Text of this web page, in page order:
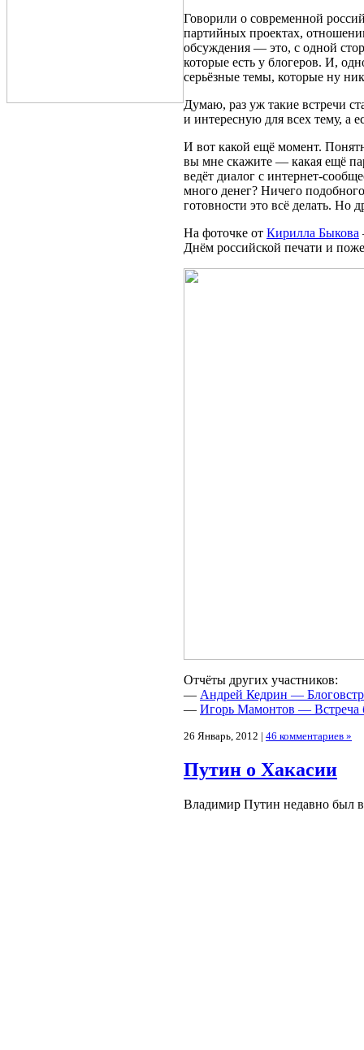
Говорили о современной
партийных проектах,
обсуждения — это, с одной
которые есть у блогеров. И,
серьёзные темы, которые ну
Думаю, раз уж такие встречи
и интересную для всех тему, а
И вот какой ещё момент.
вы мне скажите — какая ещё
ведёт диалог с интернет-
много денег? Ничего
готовности это всё делать. Но
На фоточке от Кирилла Быкова
Днём российской печати и
Отчёты других участников:
— Андрей Кедрин —
— Игорь Мамонтов — Встреча
26 Январь, 2012 | 46 комментариев »
Путин о Хакасии
Владимир Путин недавно был в